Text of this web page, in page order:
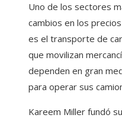
Uno de los sectores
cambios en los
es el transporte de
que movilizan
dependen en gran
para operar sus
Kareem Miller fundó